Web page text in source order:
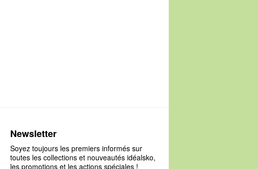
Newsletter
Soyez toujours les premiers informés sur
toutes les collections et nouveautés idéalsko,
les promotions et les actions spéciales !